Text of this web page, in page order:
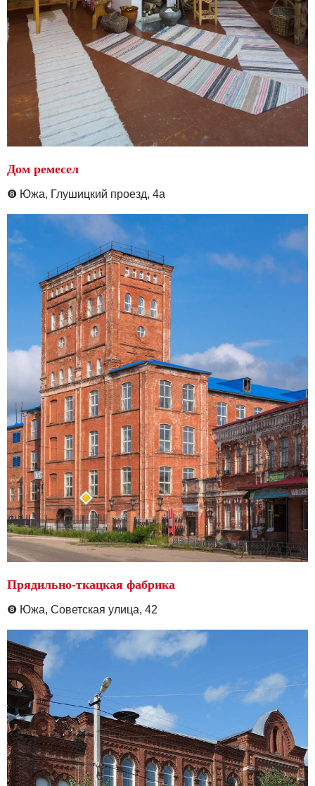
Дом ремесел
❽ Южа, Глушицкий проезд, 4а
Прядильно-ткацкая фабрика
❽ Южа, Советская улица, 42